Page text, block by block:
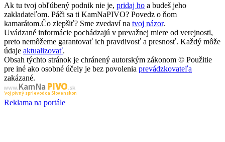
Ak tu tvoj obľúbený podnik nie je, pridaj ho a budeš jeho
zakladateľom. Páči sa ti KamNaPIVO? Povedz o ňom
kamarátom.Čo zlepšiť? Sme zvedaví na tvoj názor.
Uvádzané informácie pochádzajú v prevažnej miere od verejnosti,
preto nemôžeme garantovať ich pravdivosť a presnosť. Každý môže
údaje aktualizovať.
Obsah týchto stránok je chránený autorským zákonom © Použitie
pre iné ako osobné účely je bez povolenia prevádzkovateľa
zakázané.
www.Kam Na PIVO.sk
Tvoj pivný sprievodca Slovenskom
Reklama na portále